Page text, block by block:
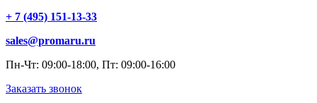
+ 7 (495) 151-13-33
sales@promaru.ru
Пн-Чт: 09:00-18:00, Пт: 09:00-16:00
Заказать звонок